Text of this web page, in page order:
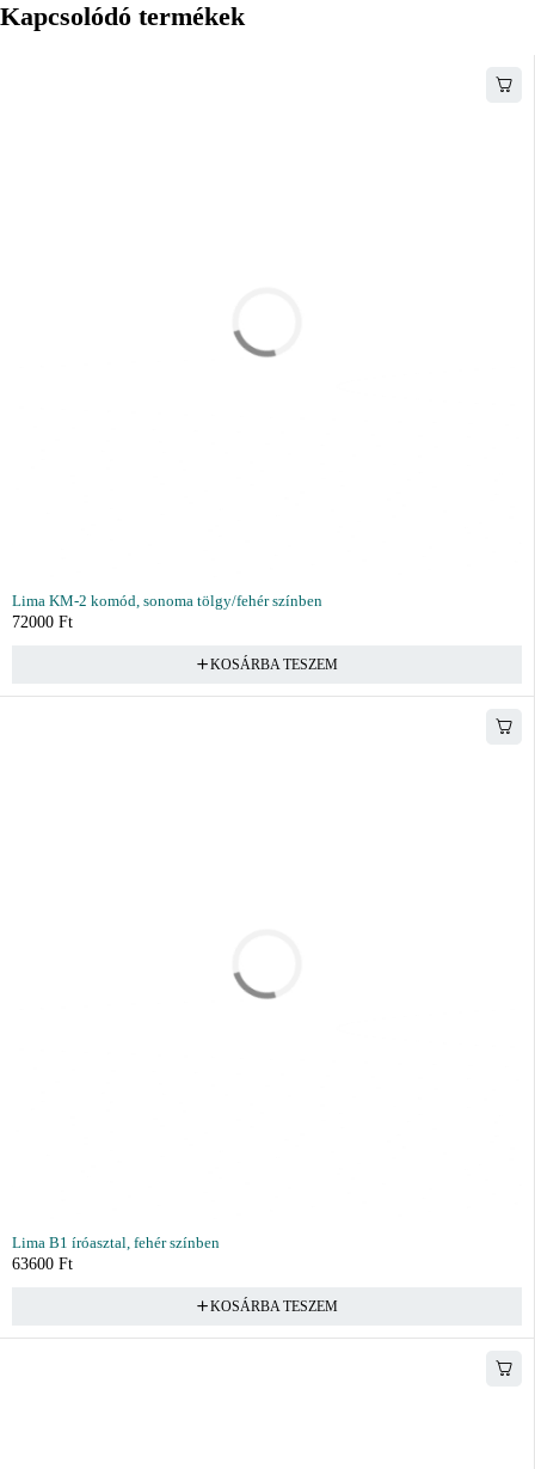
Kapcsolódó termékek
Lima KM-2 komód, sonoma tölgy/fehér színben
72000 Ft
KOSÁRBA TESZEM
Lima B1 íróasztal, fehér színben
63600 Ft
KOSÁRBA TESZEM